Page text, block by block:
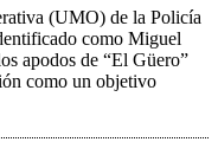
(UMO) de la Policía
como Miguel
apodos de “El Güero”
como un objetivo